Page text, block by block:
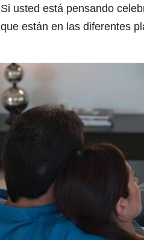
Si usted está pensando
que están en las diferentes